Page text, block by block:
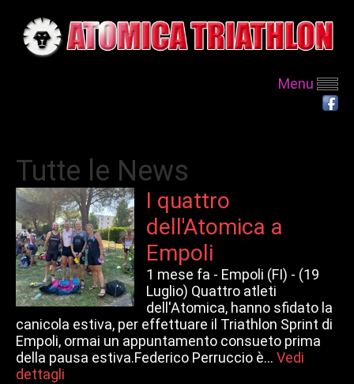
Menu
Tutte le News
I quattro
dell'Atomica a
Empoli
1 mese fa - Empoli (FI) - (19
Luglio) Quattro atleti
dell'Atomica, hanno sfidato la
canicola estiva, per effettuare il Triathlon Sprint di
Empoli, ormai un appuntamento consueto prima
della pausa estiva.Federico Perruccio è... Vedi
dettagli